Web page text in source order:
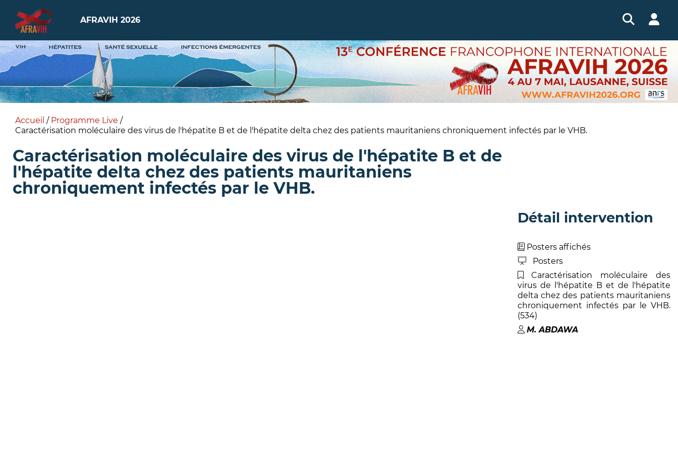
AFRAVIH 2026
Accueil / Programme Live /
Caractérisation moléculaire des virus de l'hépatite B et de l'hépatite delta chez des patients mauritaniens chroniquement infectés par le VHB.
Caractérisation moléculaire des virus de l'hépatite B et de
l'hépatite delta chez des patients mauritaniens
chroniquement infectés par le VHB.
Détail intervention
Posters affichés
Posters
Caractérisation moléculaire des
virus de l'hépatite B et de l'hépatite
delta chez des patients mauritaniens
chroniquement infectés par le VHB.
(534)
M.ABDAWA